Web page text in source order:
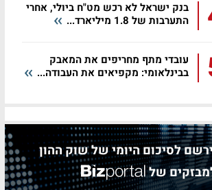
בנק ישראל לא רכש מט"ח ביולי, אחרי
התערבות של 1.8 מיליארד...
עובדי מתף מחריפים את המאבק
בבינלאומי: מקפיאים את העבודה...
לסיכום היומי של שוק ההון
של